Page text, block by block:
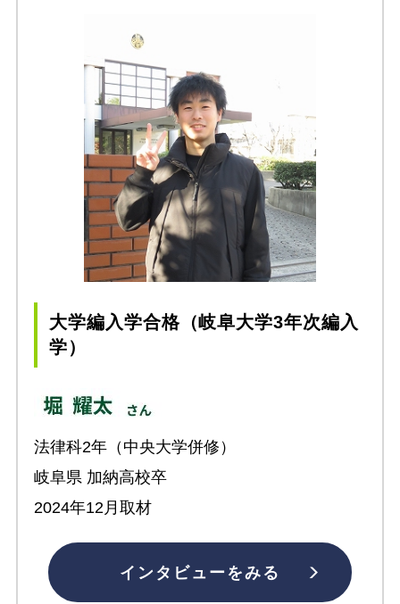
大学編入学合格（岐阜大学3年次編入
学）
法律科2年（中央大学併修）
岐阜県 加納高校卒
2024年12月取材
インタビューをみる